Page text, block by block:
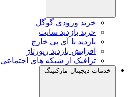
خرید ورودی گوگل
خرید بازدید سایت
بازدید با آی پی خارج
افزایش بازدید رپورتاژ
ترافیک از شبکه های اجتماعی
خدمات دیجیتال مارکتینگ